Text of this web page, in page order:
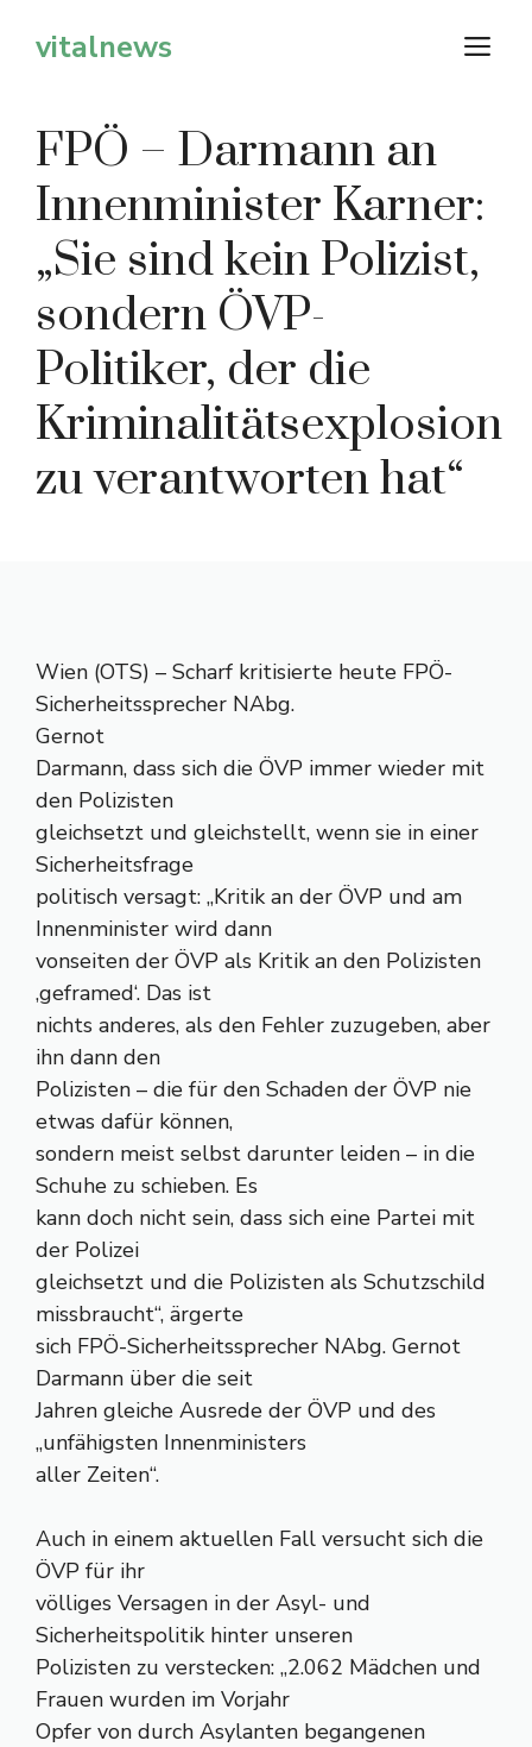
Inhaltvitalnews
FPÖ – Darmann an
Innenminister Karner:
„Sie sind kein Polizist,
sondern ÖVP-
Politiker, der die
Kriminalitätsexplosion
zu verantworten hat“
Wien (OTS) – Scharf kritisierte heute FPÖ-
Sicherheitssprecher NAbg.
Gernot
Darmann, dass sich die ÖVP immer wieder mit
den Polizisten
gleichsetzt und gleichstellt, wenn sie in einer
Sicherheitsfrage
politisch versagt: „Kritik an der ÖVP und am
Innenminister wird dann
vonseiten der ÖVP als Kritik an den Polizisten
,geframed‘. Das ist
nichts anderes, als den Fehler zuzugeben, aber
ihn dann den
Polizisten – die für den Schaden der ÖVP nie
etwas dafür können,
sondern meist selbst darunter leiden – in die
Schuhe zu schieben. Es
kann doch nicht sein, dass sich eine Partei mit
der Polizei
gleichsetzt und die Polizisten als Schutzschild
missbraucht“, ärgerte
sich FPÖ-Sicherheitssprecher NAbg. Gernot
Darmann über die seit
Jahren gleiche Ausrede der ÖVP und des
„unfähigsten Innenministers
aller Zeiten“.
Auch in einem aktuellen Fall versucht sich die
ÖVP für ihr
völliges Versagen in der Asyl- und
Sicherheitspolitik hinter unseren
Polizisten zu verstecken: „2.062 Mädchen und
Frauen wurden im Vorjahr
Opfer von durch Asylanten begangenen